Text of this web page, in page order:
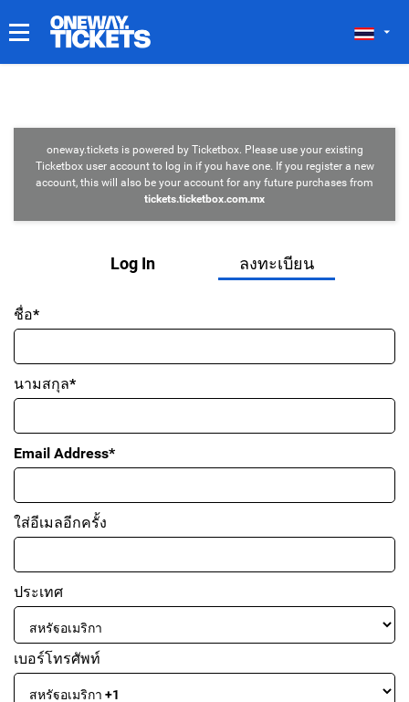
ตั๋วของฉัน
oneway.tickets is powered by Ticketbox. Please use your existing
Ticketbox user account to log in if you have one. If you register a new
account, this will also be your account for any future purchases from
tickets.ticketbox.com.mx
Log In ลงทะเบียน
ชื่อ*
นามสกุล*
Email Address*
ใส่อีเมลอีกครั้ง
ประเทศ
เบอร์โทรศัพท์